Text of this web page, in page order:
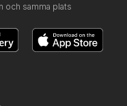
och samma plats